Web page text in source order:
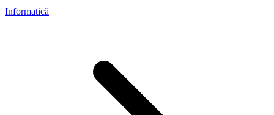
Informatică